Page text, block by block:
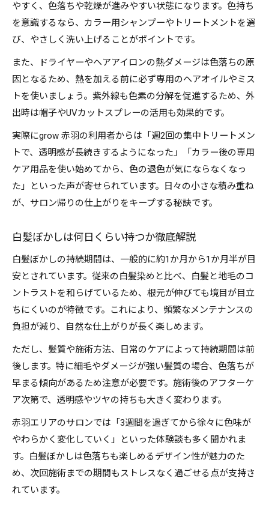
やすく、色落ちや乾燥が進みやすい状態になります。色持ち
を意識するなら、カラー用シャンプーやトリートメントを選
び、やさしく洗い上げることがポイントです。
また、ドライヤーやヘアアイロンの熱ダメージは色落ちの原
因となるため、熱を加える前に必ず専用のヘアオイルやミス
トを使いましょう。紫外線も色素の分解を促進するため、外
出時は帽子やUVカットスプレーの活用も効果的です。
実際にgrow 赤羽の利用者からは「週2回の集中トリートメン
トで、透明感が長続きするようになった」「カラー後の専用
ケア用品を使い始めてから、色の退色が気にならなくなっ
た」といった声が寄せられています。日々の小さな積み重ね
が、サロン帰りの仕上がりをキープする秘訣です。
白髪ぼかしは何日くらい持つか徹底解説
白髪ぼかしの持続期間は、一般的に約1か月から1か月半が目
安とされています。従来の白髪染めと比べ、白髪と地毛のコ
ントラストを和らげているため、根元が伸びても境目が目立
ちにくいのが特徴です。これにより、頻繁なメンテナンスの
負担が減り、自然な仕上がりが長く楽しめます。
ただし、髪質や施術方法、日常のケアによって持続期間は前
後します。特に細毛やダメージが強い髪質の場合、色落ちが
早まる傾向があるため注意が必要です。施術後のアフターケ
ア次第で、透明感やツヤの持ちも大きく変わります。
赤羽エリアのサロンでは「3週間を過ぎてから徐々に色味が
やわらかく変化していく」といった体験談も多く聞かれま
す。白髪ぼかしは色落ちも楽しめるデザイン性が魅力のた
め、次回施術までの期間もストレスなく過ごせる点が支持さ
れています。